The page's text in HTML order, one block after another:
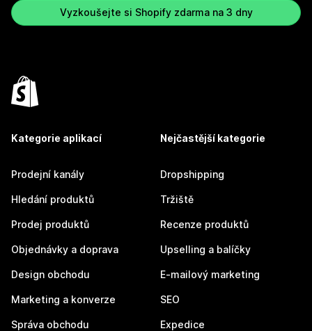
Vyzkoušejte si Shopify zdarma na 3 dny
Kategorie aplikací
Prodejní kanály
Hledání produktů
Prodej produktů
Objednávky a doprava
Design obchodu
Marketing a konverze
Správa obchodu
Nejčastější kategorie
Dropshipping
Tržiště
Recenze produktů
Upselling a balíčky
E-mailový marketing
SEO
Expedice